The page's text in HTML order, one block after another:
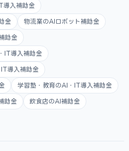
導入補助金
金 物流業のAIロボット補助金
助金
IT導入補助金
導入補助金
学習塾・教育のAI・IT導入補助金
助金 飲食店のAI補助金